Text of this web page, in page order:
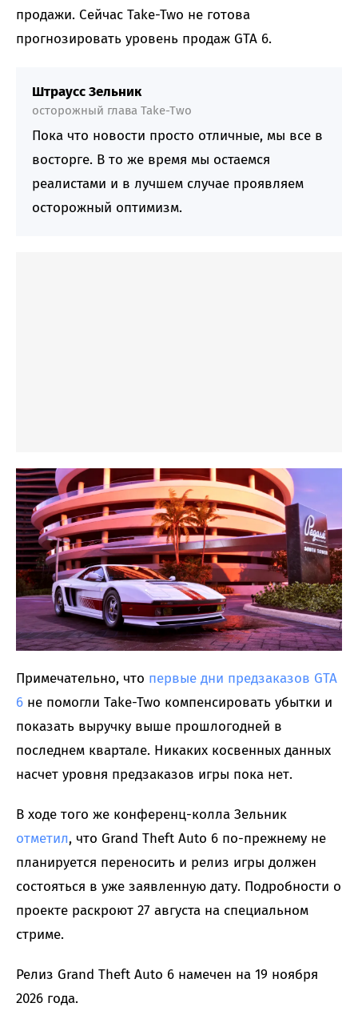
продажи. Сейчас Take-Two не готова
прогнозировать уровень продаж GTA 6.
Штраусс Зельник
осторожный глава Take-Two
Пока что новости просто отличные, мы все в
восторге. В то же время мы остаемся
реалистами и в лучшем случае проявляем
осторожный оптимизм.
Примечательно, что первые дни предзаказов GTA
6 не помогли Take-Two компенсировать убытки и
показать выручку выше прошлогодней в
последнем квартале. Никаких косвенных данных
насчет уровня предзаказов игры пока нет.
В ходе того же конференц-колла Зельник
отметил, что Grand Theft Auto 6 по-прежнему не
планируется переносить и релиз игры должен
состояться в уже заявленную дату. Подробности о
проекте раскроют 27 августа на специальном
стриме.
Релиз Grand Theft Auto 6 намечен на 19 ноября
2026 года.